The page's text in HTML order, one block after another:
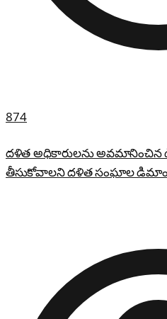
874
దళిత అధికారులను అవమానించిన
తీసుకోవాలని దళిత సంఘాల